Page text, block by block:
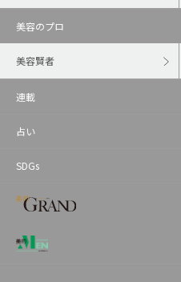
美容のプロ
美容賢者
連載
占い
SDGs